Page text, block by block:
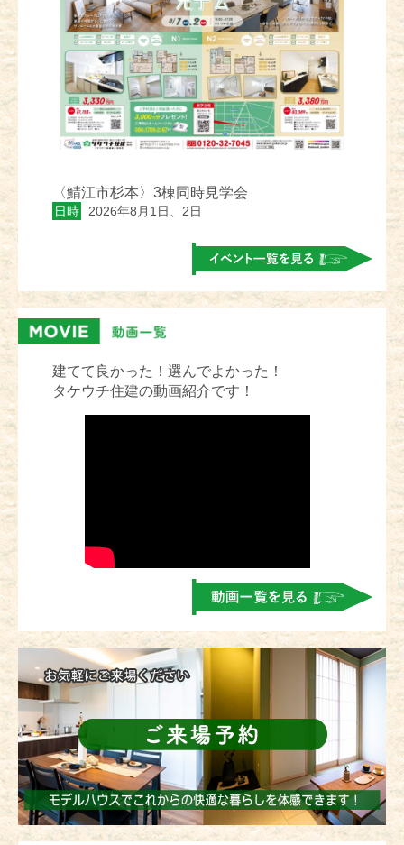
〈鯖江市杉本〉3棟同時見学会
日時 2026年8月1日、2日
建てて良かった！選んでよかった！
タケウチ住建の動画紹介です！